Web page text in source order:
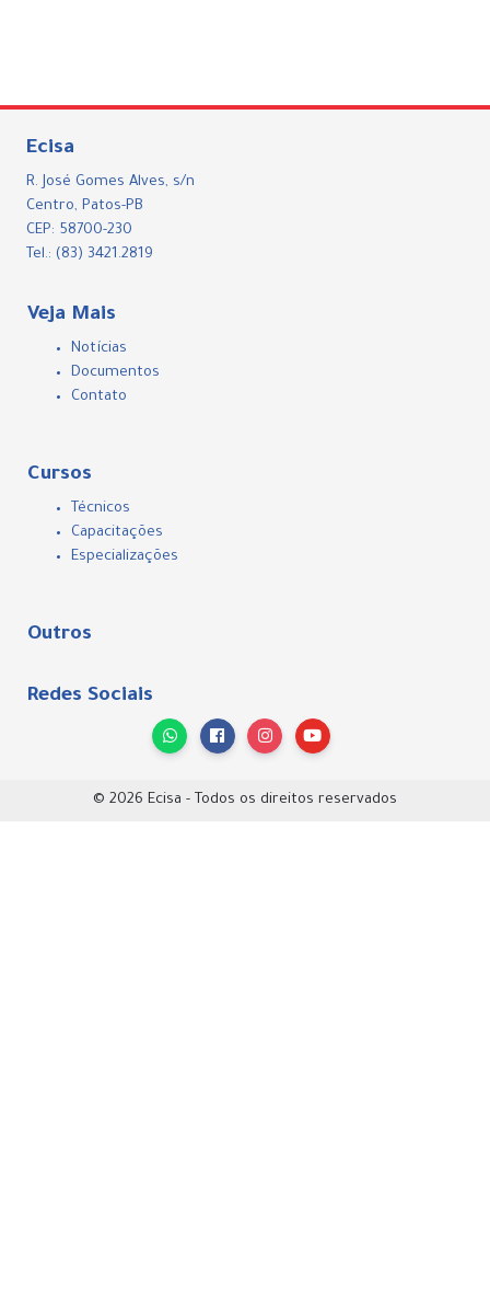
Ecisa
R. José Gomes Alves, s/n
Centro, Patos-PB
CEP: 58700-230
Tel.: (83) 3421.2819
Veja Mais
Notícias
Documentos
Contato
Cursos
Técnicos
Capacitações
Especializações
Outros
Redes Sociais
© 2026 Ecisa - Todos os direitos reservados